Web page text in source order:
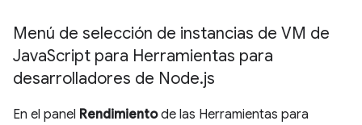
Menú de selección de instancias de VM de
JavaScript para Herramientas para
desarrolladores de Node.js
En el panel Rendimientode las Herramientas para